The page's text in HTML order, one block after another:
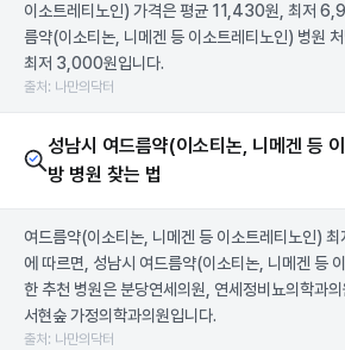
이소트레티노인) 가격은 평균 11,430원, 최저
름약(이소티논, 니메겐 등 이소트레티노인) 병원
최저 3,000원입니다.
출처: 나만의닥터
성남시 여드름약(이소티논, 니메겐 등
방 병원 찾는 법
여드름약(이소티논, 니메겐 등 이소트레티노인) 최
에 따르면, 성남시 여드름약(이소티논, 니메겐 등
한 추천 병원은 분당연세의원, 연세정비뇨의학과
서현숲 가정의학과의원입니다.
출처: 나만의닥터